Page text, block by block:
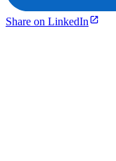
Share on LinkedIn